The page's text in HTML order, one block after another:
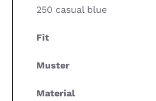
250 casual blue
Fit
Muster
Material